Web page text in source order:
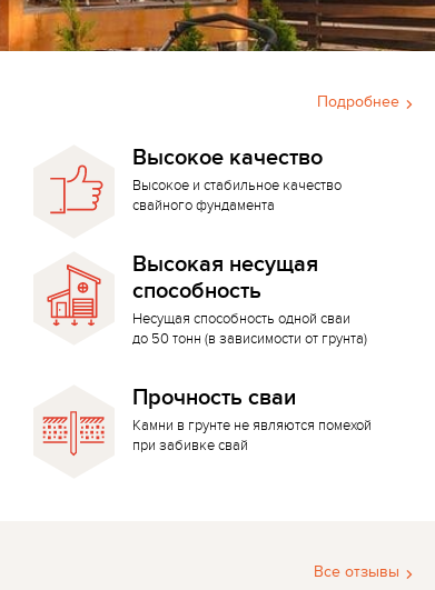
Подробнее
Высокое качество
Высокое и стабильное качество
свайного фундамента
Высокая несущая
способность
Несущая способность одной сваи
до 50 тонн (в зависимости от грунта)
Прочность сваи
Камни в грунте не являются помехой
при забивке свай
Все отзывы